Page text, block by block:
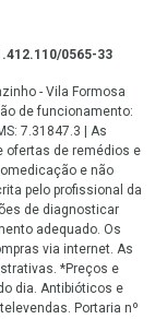
0565-33
- Vila Formosa
de funcionamento:
7.31847.3 | As
ofertas de remédios e
e não
pelo profissional da
de diagnosticar
adequado. Os
via internet. As
*Preços e
dia. Antibióticos e
Portaria nº